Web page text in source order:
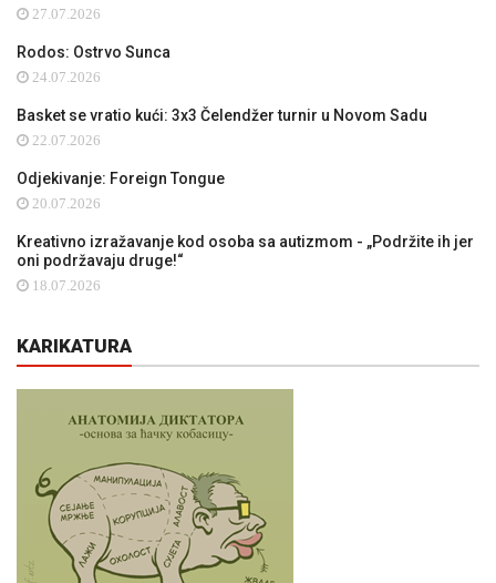
27.07.2026
Rodos: Ostrvo Sunca
24.07.2026
Basket se vratio kući: 3x3 Čelendžer turnir u Novom Sadu
22.07.2026
Odjekivanje: Foreign Tongue
20.07.2026
Kreativno izražavanje kod osoba sa autizmom - „Podržite ih jer
oni podržavaju druge!“
18.07.2026
KARIKATURA